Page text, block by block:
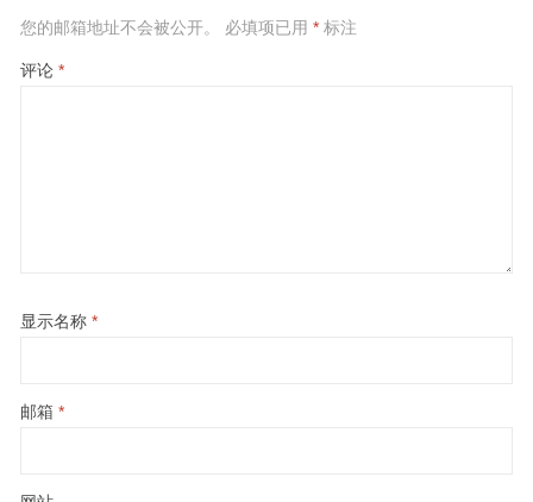
您的邮箱地址不会被公开。 必填项已用 *标注
评论 *
显示名称 *
邮箱 *